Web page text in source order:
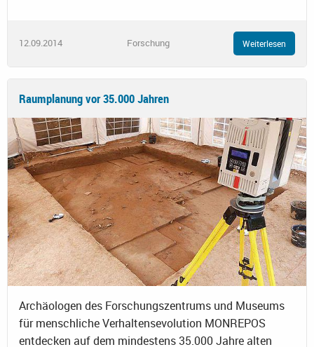
12.09.2014 Forschung Weiterlesen
Raumplanung vor 35.000 Jahren
Archäologen des Forschungszentrums und Museums
für menschliche Verhaltensevolution MONREPOS
entdecken auf dem mindestens 35.000 Jahre alten